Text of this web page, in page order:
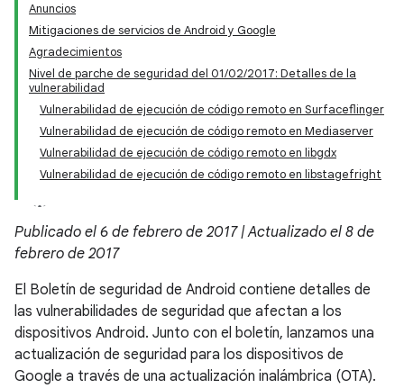
Anuncios
Mitigaciones de servicios de Android y Google
Agradecimientos
Nivel de parche de seguridad del 01/02/2017: Detalles de la
vulnerabilidad
Vulnerabilidad de ejecución de código remoto en Surfaceflinger
Vulnerabilidad de ejecución de código remoto en Mediaserver
Vulnerabilidad de ejecución de código remoto en libgdx
Vulnerabilidad de ejecución de código remoto en libstagefright
Publicado el 6 de febrero de 2017 | Actualizado el 8 de
febrero de 2017
El Boletín de seguridad de Android contiene detalles de
las vulnerabilidades de seguridad que afectan a los
dispositivos Android. Junto con el boletín, lanzamos una
actualización de seguridad para los dispositivos de
Google a través de una actualización inalámbrica (OTA).